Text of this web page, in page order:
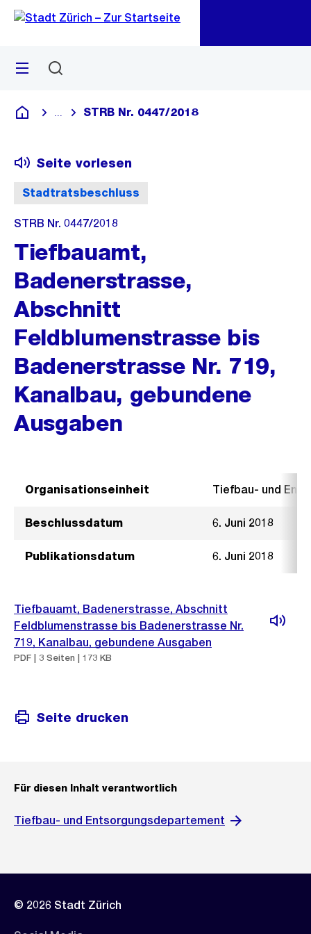
Navigation
Sprunglink
Menü
Deutsch
Blende alle Breadcrumbs ein
STRB Nr. 0447/2018
Stadtratsbeschluss
Seite vorlesen
STRB Nr. 0447/2018
Tiefbauamt,
Badenerstrasse,
Abschnitt
Feldblumenstrasse bis
Badenerstrasse Nr. 719,
Kanalbau, gebundene
Ausgaben
Organisationseinheit Tiefbau- und
Beschlussdatum 6. Juni 2018
Publikationsdatum 6. Juni 2018
Tiefbauamt, Badenerstrasse, Abschnitt
Feldblumenstrasse bis Badenerstrasse Nr.
719, Kanalbau, gebundene Ausgaben
PDF | 3 Seiten | 173 KB
Seite drucken
Für diesen Inhalt verantwortlich
Tiefbau- und Entsorgungsdepartement
© 2026 Stadt Zürich